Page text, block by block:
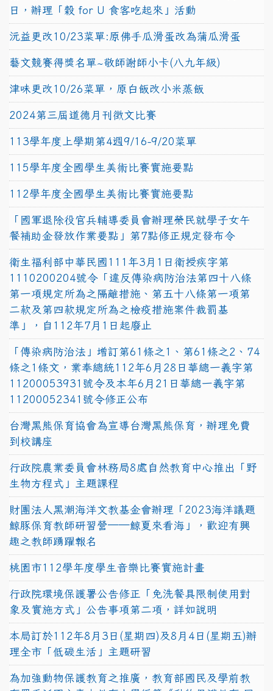
日，辦理「穀 for U 食客吃起來」活動
沅益更改10/23菜單:原佛手瓜滑蛋改為蒲瓜滑蛋
藝文競賽得獎名單~敬師謝師小卡(八九年級)
津味更改10/26菜單，原白飯改小米蒸飯
2024第三屆道德月刊徵文比賽
113學年度上學期第4週9/16-9/20菜單
115學年度全國學生美術比賽實施要點
112學年度全國學生美術比賽實施要點
「國軍退除役官兵輔導委員會辦理榮民就學子女午
餐補助金發放作業要點」第7點修正規定發布令
衛生福利部中華民國111年3月1日衛授疾字第
1110200204號令「違反傳染病防治法第四十八條
第一項規定所為之隔離措施、第五十八條第一項第
二款及第四款規定所為之檢疫措施案件裁罰基
準」，自112年7月1日起廢止
「傳染病防治法」增訂第61條之1、第61條之2、74
條之1條文，業奉總統112年6月28日華總一義字第
11200053931號令及本年6月21日華總一義字第
11200052341號令修正公布
台灣黑熊保育協會為宣導台灣黑熊保育，辦理免費
到校講座
行政院農業委員會林務局8處自然教育中心推出「野
生物方程式」主題課程
財團法人黑潮海洋文教基金會辦理「2023海洋議題
鯨豚保育教師研習營──鯨夏來看海」，歡迎有興
趣之教師踴躍報名
桃園市112學年度學生音樂比賽實施計畫
行政院環境保護署公告修正「免洗餐具限制使用對
象及實施方式」公告事項第二項，詳如說明
本局訂於112年8月3日(星期四)及8月4日(星期五)辦
理全市「低碳生活」主題研習
為加強動物保護教育之推廣，教育部國民及學前教